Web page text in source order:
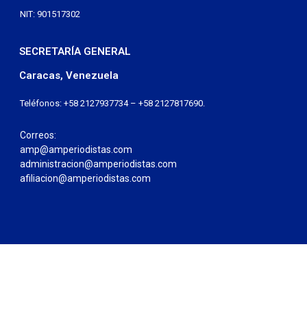
NIT: 901517302
SECRETARÍA GENERAL
Caracas, Venezuela
Teléfonos: +58 2127937734 – +58 2127817690.
Correos:
amp@amperiodistas.com
administracion@amperiodistas.com
afiliacion@amperiodistas.com